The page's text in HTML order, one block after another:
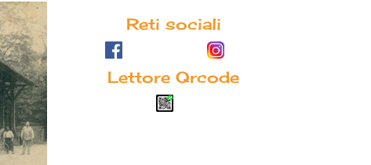
Reti sociali
Lettore Qrcode